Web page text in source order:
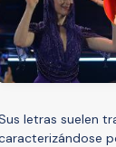
letras suelen